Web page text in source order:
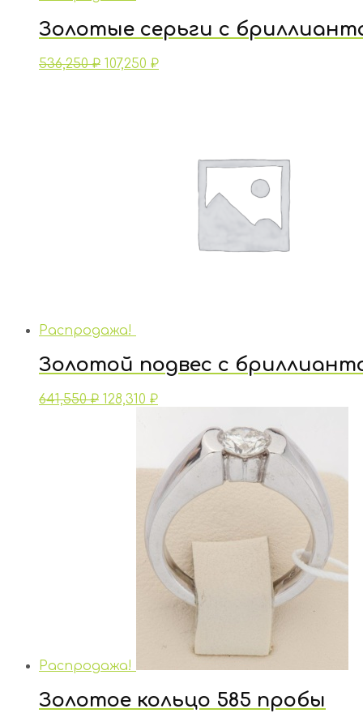
Золотые серьги с
536,250₽ 107,250 ₽
Распродажа!
Золотой подвес с
641,550₽ 128,310 ₽
Распродажа!
Золотое кольцо 585 пробы